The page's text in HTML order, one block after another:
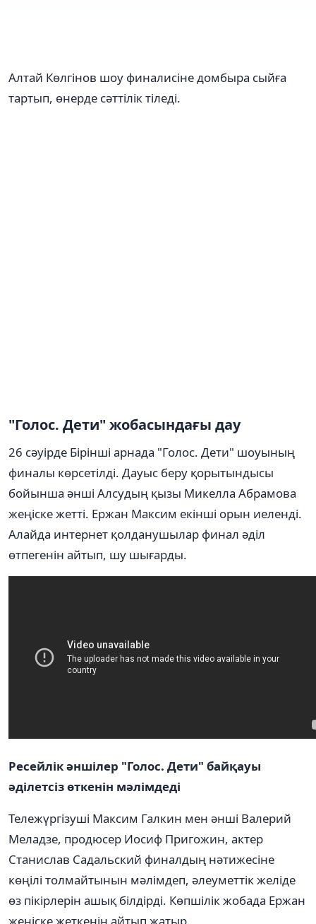
Алтай Көлгінов шоу финалисіне домбыра сыйға
тартып, өнерде сәттілік тіледі.
"Голос. Дети" жобасындағы дау
26 сәуірде Бірінші арнада "Голос. Дети" шоуының
финалы көрсетілді. Дауыс беру қорытындысы
бойынша әнші Алсудың қызы Микелла Абрамова
жеңіске жетті. Ержан Максим екінші орын иеленді.
Алайда интернет қолданушылар финал әділ
өтпегенін айтып, шу шығарды.
Ресейлік әншілер "Голос. Дети" байқауы
әділетсіз өткенін мәлімдеді
Тележүргізуші Максим Галкин мен әнші Валерий
Меладзе, продюсер Иосиф Пригожин, актер
Станислав Садальский финалдың нәтижесіне
көңілі толмайтынын мәлімдеп, әлеуметтік желіде
өз пікірлерін ашық білдірді. Көпшілік жобада Ержан
жеңіске жеткенін айтып жатыр.